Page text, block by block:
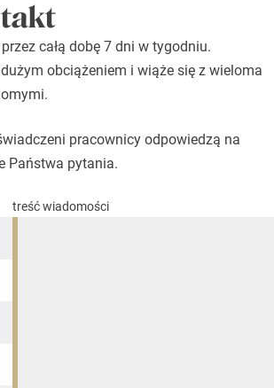
całą dobę 7 dni w tygodniu.
obciążeniem i wiąże się z wieloma
pracownicy odpowiedzą na
Państwa pytania.
treść wiadomości